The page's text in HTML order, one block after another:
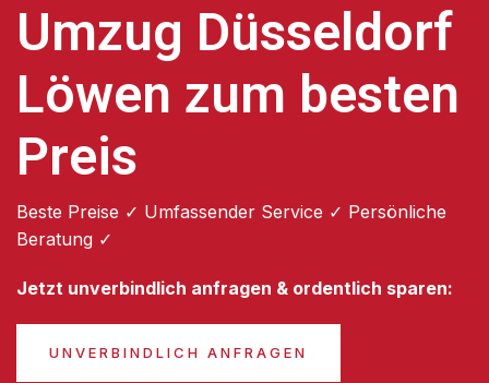
Umzug Düsseldorf
Löwen zum besten
Preis
Beste Preise ✓ Umfassender Service ✓ Persönliche
Beratung ✓
Jetzt unverbindlich anfragen & ordentlich sparen:
UNVERBINDLICH ANFRAGEN